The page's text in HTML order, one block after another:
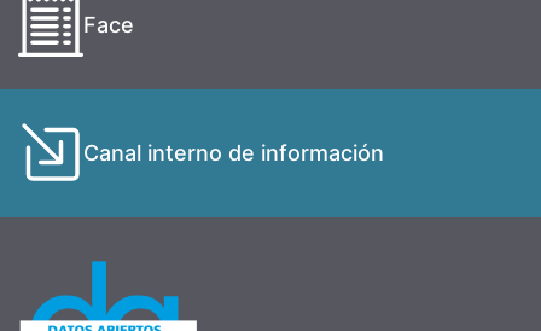
Face
Canal interno de información